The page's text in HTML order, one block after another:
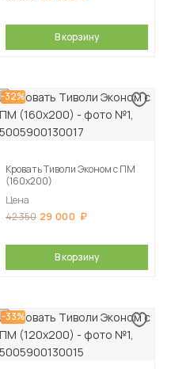
В корзину
-32%
Кровать Тиволи Эконом с ПМ
(160х200)
Цена
42 350 29 000
В корзину
-33%